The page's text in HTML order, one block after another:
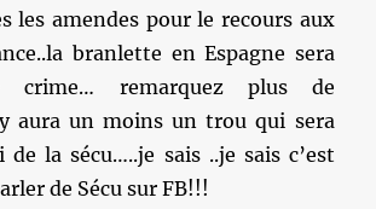
les amendes pour le recours aux
branlette en Espagne sera
crime… remarquez plus de
aura un moins un trou qui sera
de la sécu…..je sais ..je sais c’est
de Sécu sur FB!!!